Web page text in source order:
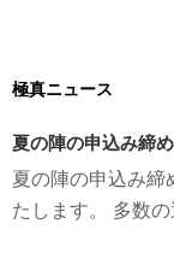
極真ニュース
夏の陣の申込み締
夏の陣の申込み締
たします。 多数の